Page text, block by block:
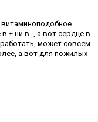
витаминоподобное
+ ни в -, а вот сердце в
может совсем
а вот для пожилых